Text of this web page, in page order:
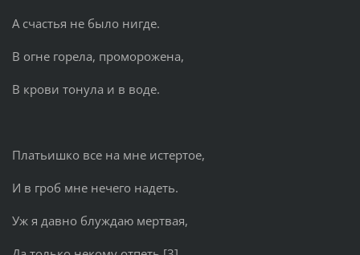
А счастья не было нигде.
В огне горела, проморожена,
В крови тонула и в воде.
Платьишко все на мне истертое,
И в гроб мне нечего надеть.
Уж я давно блуждаю мертвая,